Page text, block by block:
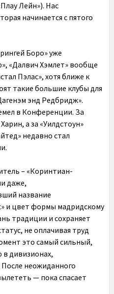
Лейн»). Нас
начинается с пятого
Боро» уже
«Далвич Хэмлет» вообще
Пэлас», хотя ближе к
такие большие клубы для
энд Редбридж».
в Конференции. За
а за «Уилдстоун»
недавно стал
– «Коринтиан-
даже,
название
и цвет формы мадридскому
традиции и сохраняет
не оплачивая труд
это самый сильный,
в дивизионах,
неожиданного
— пока спасает